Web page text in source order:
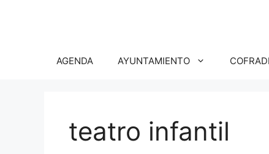
AGENDA AYUNTAMIENTO
teatro infantil